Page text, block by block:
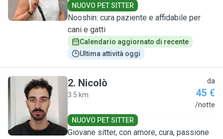
NUOVO PET SITTER
Nooshin: cura paziente e affidabile per
cani e gatti
Calendario aggiornato di recente
Ultima attività oggi
N
2. Nicolò
3.5 km
da
45 €
/notte
NUOVO PET SITTER
Giovane sitter, con amore, cura, passione